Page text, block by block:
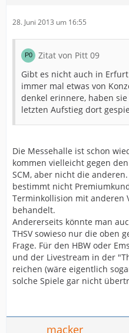
28. Juni 2013 um 16:55
Zitat von Pitt 09
Gibt es nicht auch in
immer mal etwas von
denkel erinnere, haben
letzten Aufstieg dort
Die Messehalle ist schon
kommen vielleicht gegen den
SCM, aber nicht die
bestimmt nicht
Terminkollision mit anderen
behandelt.
Andererseits könnte man
THSV sowieso nur die oben
Frage. Für den HBW oder
und der Livestream in der
reichen (wäre eigentlich
solche Spiele gar nicht
macker